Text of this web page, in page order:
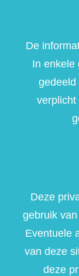
De
In enkele
gedeeld
verplicht
Deze
gebruik
Eventuele
van deze
deze